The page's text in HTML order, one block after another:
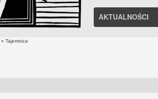
AKTUALNOŚCI
» Tajemnica